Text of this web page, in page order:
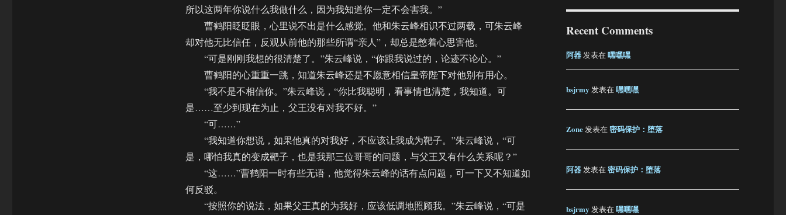
所以这两年你说什么我做什么，因为我知道你一定不会害我。”
曹鹤阳眨眨眼，心里说不出是什么感觉。他和朱云峰相识不过两载，可朱云峰
却对他无比信任，反观从前他的那些所谓“亲人”，却总是憋着心思害他。
“可是刚刚我想的很清楚了。”朱云峰说，“你跟我说过的，论迹不论心。”
曹鹤阳的心重重一跳，知道朱云峰还是不愿意相信皇帝陛下对他别有用心。
“我不是不相信你。”朱云峰说，“你比我聪明，看事情也清楚，我知道。可
是……至少到现在为止，父王没有对我不好。”
“可……”
“我知道你想说，如果他真的对我好，不应该让我成为靶子。”朱云峰说，“可
是，哪怕我真的变成靶子，也是我那三位哥哥的问题，与父王又有什么关系呢？”
“这……”曹鹤阳一时有些无语，他觉得朱云峰的话有点问题，可一下又不知道如
何反驳。
“按照你的说法，如果父王真的为我好，应该低调地照顾我。”朱云峰说，“可是
Recent Comments
阿器发表在嘿嘿嘿
bsjrmy 发表在嘿嘿嘿
Zone发表在密码保护：堕落
阿器发表在密码保护：堕落
bsjrmy 发表在嘿嘿嘿